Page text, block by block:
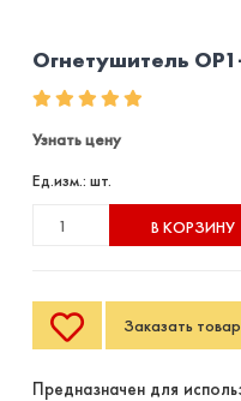
Огнетушитель
Узнать цену
Ед.изм.: шт.
В КОРЗИНУ
Заказать
Предназначен для